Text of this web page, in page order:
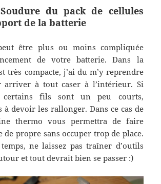
du pack de cellules
de la batterie
être plus ou moins compliquée
de votre batterie. Dans la
très compacte, j’ai du m’y reprendre
à tout caser à l’intérieur. Si
certains fils sont un peu courts,
à devoir les rallonger. Dans ce cas de
thermo vous permettra de faire
de propre sans occuper trop de place.
ne laissez pas traîner d’outils
et tout devrait bien se passer :)